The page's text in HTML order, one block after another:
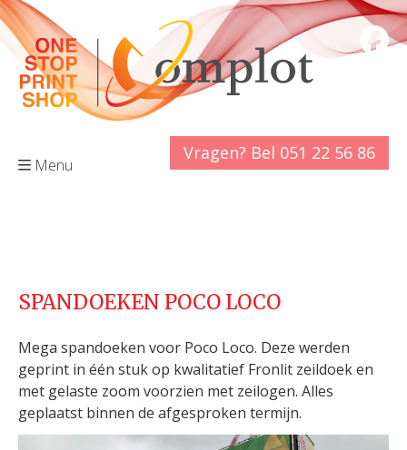
Menu
Vragen? Bel 051 22 56 86
SPANDOEKEN POCO LOCO
Mega spandoeken voor Poco Loco. Deze werden
geprint in één stuk op kwalitatief Fronlit zeildoek en
met gelaste zoom voorzien met zeilogen. Alles
geplaatst binnen de afgesproken termijn.